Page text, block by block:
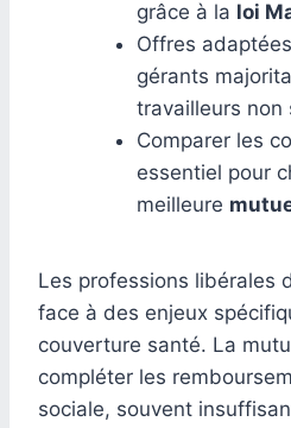
grâce à la loi
Offres
gérants
travailleurs non
Comparer les
essentiel pour
meilleure
Les professions libérales
face à des enjeux
couverture santé. La
compléter les
sociale, souvent